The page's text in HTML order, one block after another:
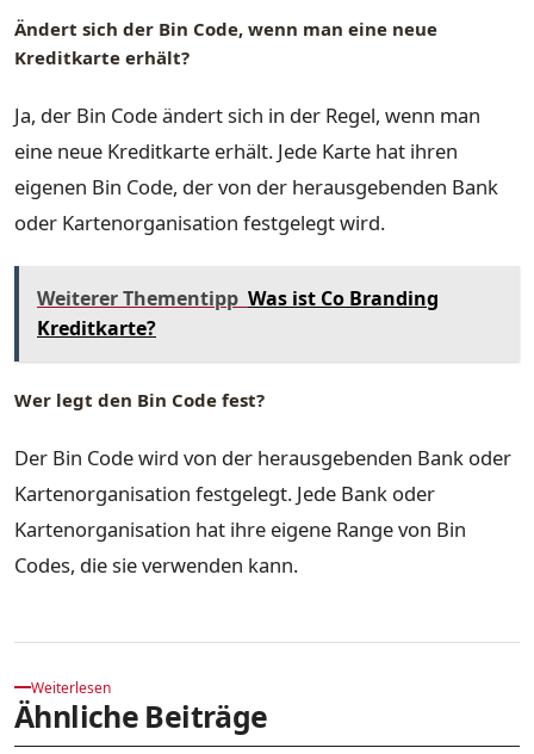
Ändert sich der Bin Code, wenn man eine neue
Kreditkarte erhält?
Ja, der Bin Code ändert sich in der Regel, wenn man
eine neue Kreditkarte erhält. Jede Karte hat ihren
eigenen Bin Code, der von der herausgebenden Bank
oder Kartenorganisation festgelegt wird.
Weiterer Thementipp Was ist Co Branding
Kreditkarte?
Wer legt den Bin Code fest?
Der Bin Code wird von der herausgebenden Bank oder
Kartenorganisation festgelegt. Jede Bank oder
Kartenorganisation hat ihre eigene Range von Bin
Codes, die sie verwenden kann.
Weiterlesen
Ähnliche Beiträge